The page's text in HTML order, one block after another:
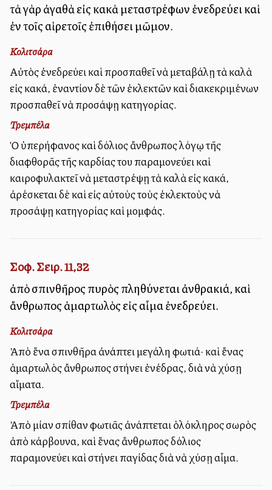
τὰ γὰρ ἀγαθὰ εἰς κακὰ μεταστρέφων ἐνεδρεύει καὶ
ἐν τοῖς αἱρετοῖς ἐπιθήσει μῶμον.
Κολιτσάρα
Αὐτὸς ἐνεδρεύει καὶ προσπαθεῖ νὰ μεταβάλῃ τὰ καλὰ
εἰς κακά, ἐναντίον δὲ τῶν ἐκλεκτῶν καὶ διακεκριμένων
προσπαθεῖ νὰ προσάψῃ κατηγορίας.
Τρεμπέλα
Ὁ ὑπερήφανος καὶ δόλιος ἄνθρωπος λόγῳ τῆς
διαφθορᾶς τῆς καρδίας του παραμονεύει καὶ
καιροφυλακτεῖ νὰ μεταστρέψῃ τὰ καλὰ εἰς κακά,
ἀρέσκεται δὲ καὶ εἰς αὐτοὺς τοὺς ἐκλεκτοὺς νὰ
προσάψῃ κατηγορίας καὶ μομφάς.
Σοφ. Σειρ. 11,32
ἀπὸ σπινθῆρος πυρὸς πληθύνεται ἀνθρακιά, καὶ
ἄνθρωπος ἁμαρτωλὸς εἰς αἷμα ἐνεδρεύει.
Κολιτσάρα
Ἀπὸ ἕνα σπινθῆρα ἀνάπτει μεγάλη φωτιά· καὶ ἔνας
ἁμαρτωλὸς ἄνθρωπος στήνει ἐνέδρας, διὰ νὰ χύσῃ
αἵματα.
Τρεμπέλα
Ἀπὸ μίαν σπίθαν φωτιᾶς ἀνάπτεται ὁλόκληρος σωρὸς
ἀπὸ κάρβουνα, καὶ ἕνας ἄνθρωπος δόλιος
παραμονεύει καὶ στήνει παγίδας διὰ νὰ χύσῃ αἷμα.